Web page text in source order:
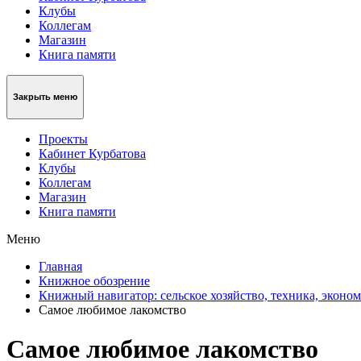
Клубы
Коллегам
Магазин
Книга памяти
Закрыть меню
Проекты
Кабинет Курбатова
Клубы
Коллегам
Магазин
Книга памяти
Меню
Главная
Книжное обозрение
Книжный навигатор: сельское хозяйство, техника,
Самое любимое лакомство
Самое любимое лакомство